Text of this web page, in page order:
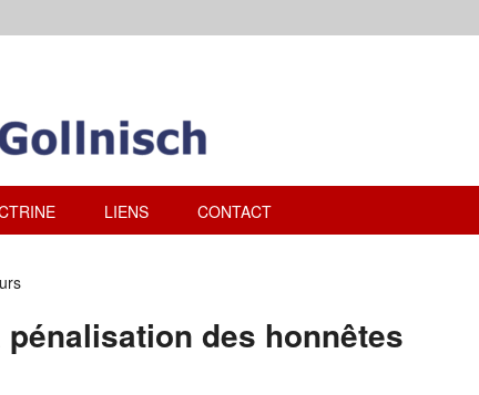
LIENS CONTACT
des honnêtes